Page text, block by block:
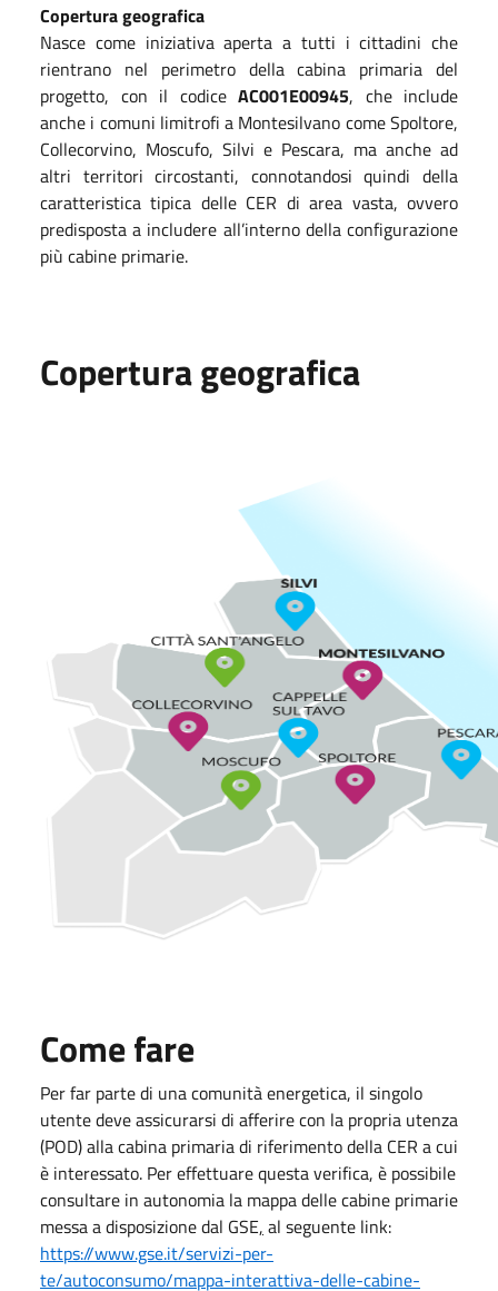
Copertura geografica
Nasce come iniziativa aperta a tutti i cittadini che
rientrano nel perimetro della cabina primaria del
progetto, con il codice AC001E00945, che include
anche i comuni limitrofi a Montesilvano come Spoltore,
Collecorvino, Moscufo, Silvi e Pescara, ma anche ad
altri territori circostanti, connotandosi quindi della
caratteristica tipica delle CER di area vasta, ovvero
predisposta a includere all’interno della configurazione
più cabine primarie.
Copertura geografica
Come fare
Per far parte di una comunità energetica, il singolo
utente deve assicurarsi di afferire con la propria utenza
(POD) alla cabina primaria di riferimento della CER a cui
è interessato. Per effettuare questa verifica, è possibile
consultare in autonomia la mappa delle cabine primarie
messa a disposizione dal GSE, al seguente link:
https://www.gse.it/servizi-per-
te/autoconsumo/mappa-interattiva-delle-cabine-